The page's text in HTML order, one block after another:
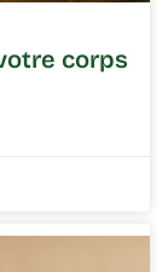
corps